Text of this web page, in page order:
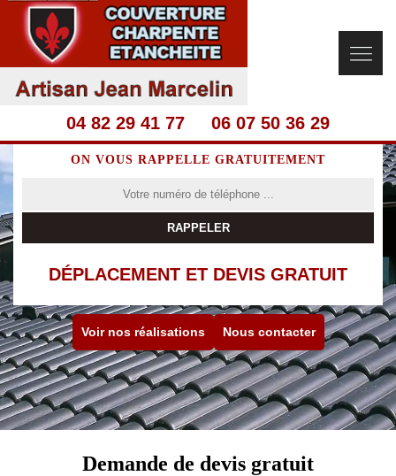
04 82 29 41 77 06 07 50 36 29
ON VOUS RAPPELLE GRATUITEMENT
DÉPLACEMENT ET DEVIS GRATUIT
Voir nos réalisations Nous contacter
Demande de devis gratuit